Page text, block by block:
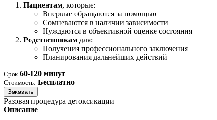
Пациентам, которые:
Впервые обращаются за помощью
Сомневаются в наличии зависимости
Нуждаются в объективной оценке состояния
Родственникам для:
Получения профессионального заключения
Планирования дальнейших действий
Срок 60-120 минут
Стоимость: Бесплатно
Заказать
Разовая процедура детоксикации
Описание